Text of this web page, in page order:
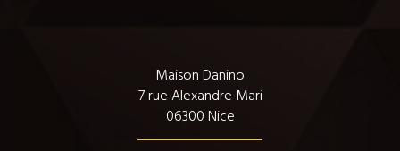
Maison Danino
7 rue Alexandre Mari
06300 Nice